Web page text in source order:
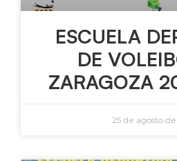
ESCUELA
DE
ZARAGOZA
25 de agosto